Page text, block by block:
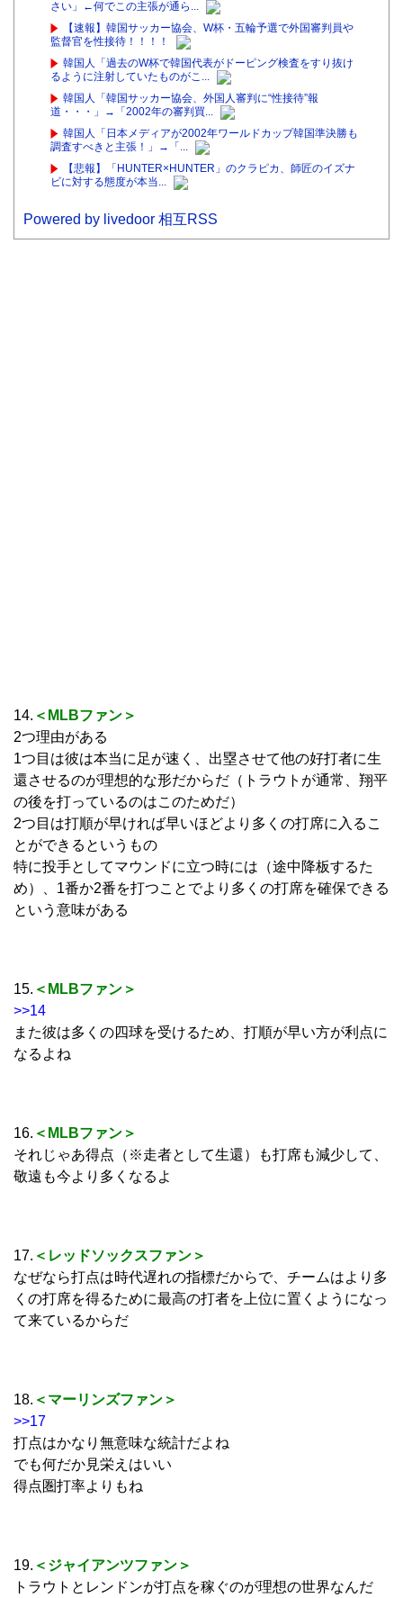
さい」←何でこの主張が通ら...
【速報】韓国サッカー協会、W杯・五輪予選で外国審判員や
監督官を性接待！！！！
韓国人「過去のW杯で韓国代表がドーピング検査をすり抜け
るように注射していたものがこ...
韓国人「韓国サッカー協会、外国人審判に“性接待”報
道・・・」→「2002年の審判買...
韓国人「日本メディアが2002年ワールドカップ韓国準決勝も
調査すべきと主張！」→「...
【悲報】「HUNTER×HUNTER」のクラピカ、師匠のイズナ
ビに対する態度が本当...
Powered by livedoor 相互RSS
14. ＜MLBファン＞
2つ理由がある
1つ目は彼は本当に足が速く、出塁させて他の好打者に生
還させるのが理想的な形だからだ（トラウトが通常、翔平
の後を打っているのはこのためだ）
2つ目は打順が早ければ早いほどより多くの打席に入るこ
とができるというもの
特に投手としてマウンドに立つ時には（途中降板するた
め）、1番か2番を打つことでより多くの打席を確保できる
という意味がある
15. ＜MLBファン＞
>>14
また彼は多くの四球を受けるため、打順が早い方が利点に
なるよね
16. ＜MLBファン＞
それじゃあ得点（※走者として生還）も打席も減少して、
敬遠も今より多くなるよ
17. ＜レッドソックスファン＞
なぜなら打点は時代遅れの指標だからで、チームはより多
くの打席を得るために最高の打者を上位に置くようになっ
て来ているからだ
18. ＜マーリンズファン＞
>>17
打点はかなり無意味な統計だよね
でも何だか見栄えはいい
得点圏打率よりもね
19. ＜ジャイアンツファン＞
トラウトとレンドンが打点を稼ぐのが理想の世界なんだ